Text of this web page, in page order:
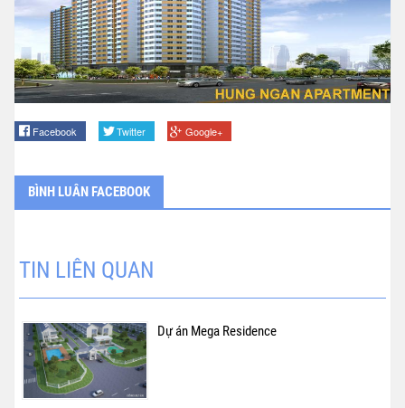
Facebook Twitter Google+
BÌNH LUÂN FACEBOOK
TIN LIÊN QUAN
Dự án Mega Residence